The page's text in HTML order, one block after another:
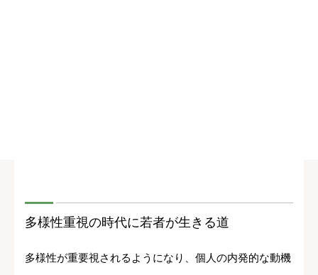
多様性重視の時代に若者が生きる道
多様性が重要視されるようになり、個人の内発的な動機